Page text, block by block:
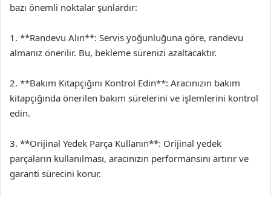
bazı önemli noktalar şunlardır:
1. **Randevu Alın**: Servis yoğunluğuna göre, randevu
almanız önerilir. Bu, bekleme sürenizi azaltacaktır.
2. **Bakım Kitapçığını Kontrol Edin**: Aracınızın bakım
kitapçığında önerilen bakım sürelerini ve işlemlerini kontrol
edin.
3. **Orijinal Yedek Parça Kullanın**: Orijinal yedek
parçaların kullanılması, aracınızın performansını artırır ve
garanti sürecini korur.